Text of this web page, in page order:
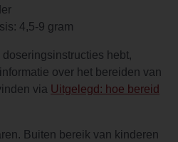
4,5-9 gram
hebt,
over het bereiden van
via Uitgelegd: hoe bereid
Buiten bereik van kinderen